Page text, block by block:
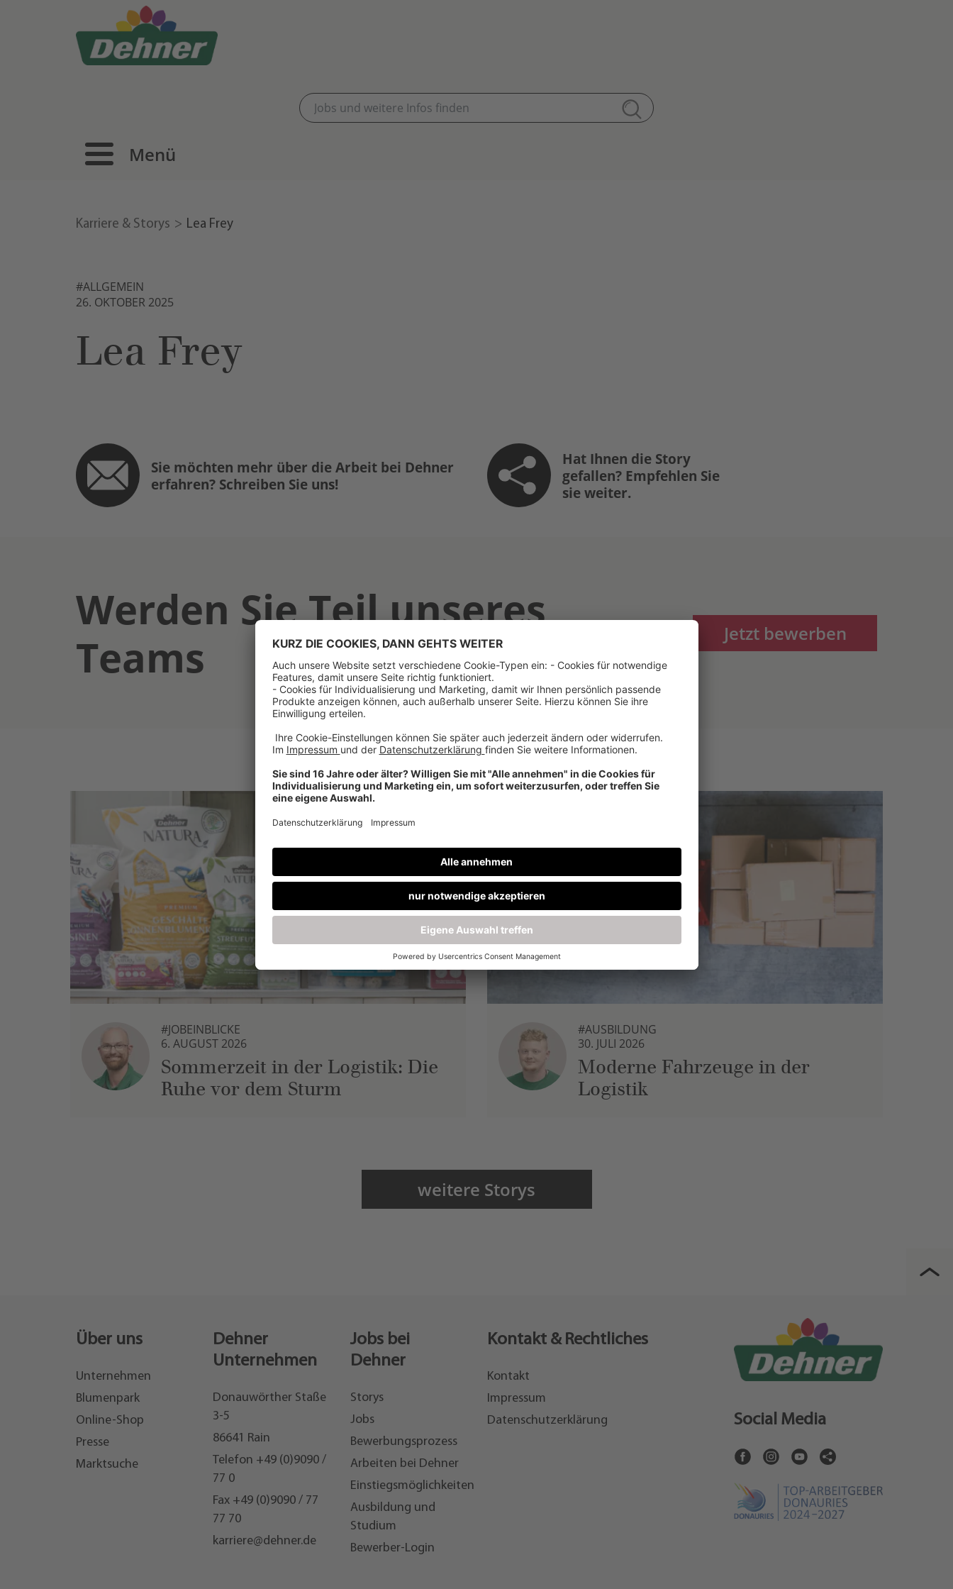
Menü
Karriere & Storys Lea Frey
#ALLGEMEIN
26. OKTOBER 2025
Lea Frey
Sie möchten mehr über die Arbeit bei Dehner
erfahren? Schreiben Sie uns!
Hat Ihnen die Story
gefallen? Empfehlen Sie
sie weiter.
Werden Sie Teil unseres
Teams
Jetzt bewerben
#JOBEINBLICKE
6. AUGUST 2026
Sommerzeit in der Logistik: Die
Ruhe vor dem Sturm
#AUSBILDUNG
30. JULI 2026
Moderne Fahrzeuge in der
Logistik
weitere Storys
Über uns
Unternehmen
Blumenpark
Online-Shop
Presse
Marktsuche
Dehner
Unternehmen
Donauwörther Staße
3-5
86641 Rain
Telefon +49 (0)9090 /
77 0
Fax +49 (0)9090 / 77
77 70
karriere@dehner.de
Jobs bei
Dehner
Storys
Jobs
Bewerbungsprozess
Arbeiten bei Dehner
Einstiegsmöglichkeiten
Ausbildung und
Studium
Bewerber-Login
Kontakt & Rechtliches
Kontakt
Impressum
Datenschutzerklärung
Social Media